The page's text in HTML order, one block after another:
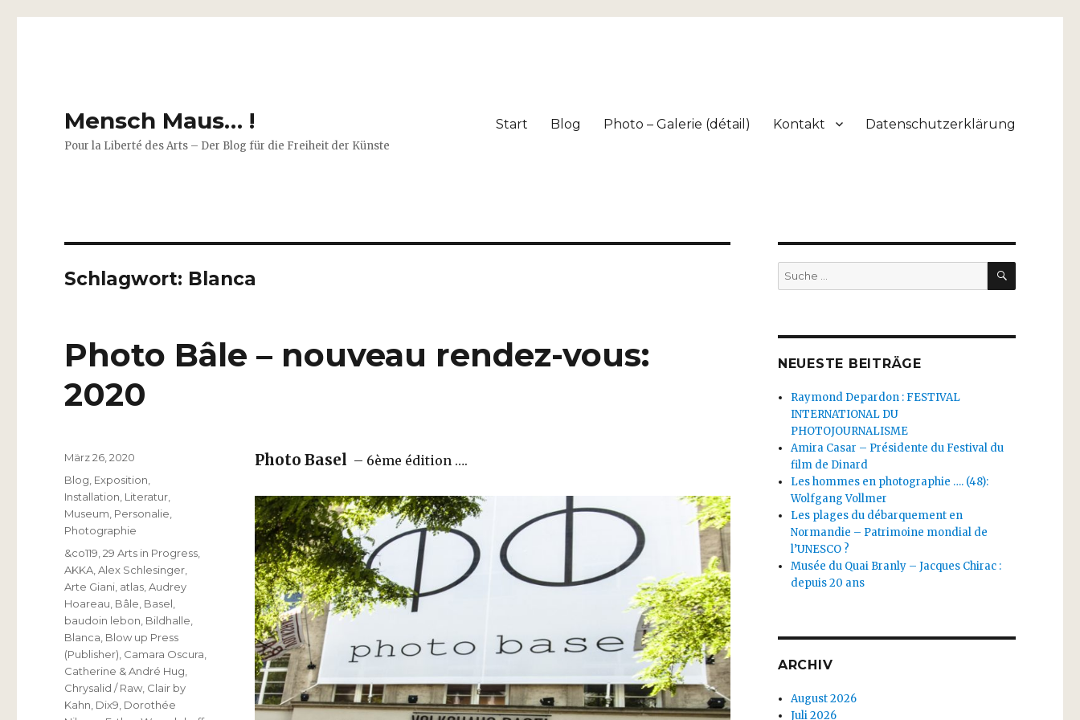
Mensch Maus… !
Pour la Liberté des Arts – Der Blog für die Freiheit der Künste
Start Blog Photo – Galerie (détail) Kontakt Datenschutzerklärung
Schlagwort: Blanca
Photo Bâle – nouveau rendez-vous:
2020
Photo Basel – 6ème édition ….
Veröffentlicht
am
März 26, 2020
Kategorien
Blog Exposition
Installation Literatur
Museum Personalie
Photographie
Schlagwörter
&co119 ,29 Arts in Progress
AKKA ,Alex Schlesinger
Arte Giani atlas ,Audrey
Hoareau Bâle Basel
baudoin lebon Bildhalle
Blanca Blow up Press
(Publisher) Camara Oscura
Catherine & André Hug
Chrysalid / Raw Clair by
Kahn Dix9 Dorothée
Suche
nach:
SUCHEN
NEUESTE BEITRÄGE
Raymond Depardon : FESTIVAL
INTERNATIONAL DU
PHOTOJOURNALISME
Amira Casar – Présidente du Festival du
film de Dinard
Les hommes en photographie …. (48):
Wolfgang Vollmer
Les plages du débarquement en
Normandie – Patrimoine mondial de
l’UNESCO ?
Musée du Quai Branly – Jacques Chirac :
depuis 20 ans
ARCHIV
August 2026
Juli 2026